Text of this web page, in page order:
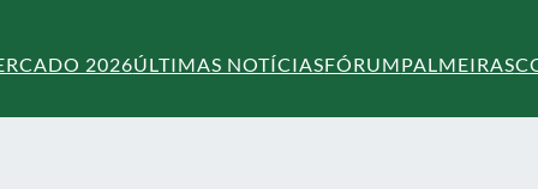
2026ÚLTIMAS NOTÍCIASFÓRUMPALMEIRAS